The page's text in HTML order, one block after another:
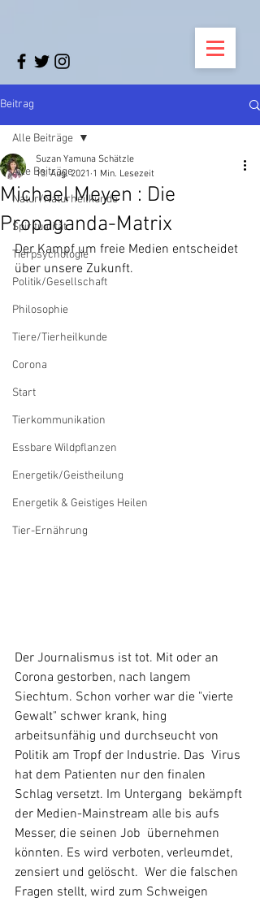
Beitrag
Alle Beiträge
Natur/Naturheilkunde
Spiritualität
Tierpsychologie
Politik/Gesellschaft
Philosophie
Tiere/Tierheilkunde
Corona
Start
Tierkommunikation
Essbare Wildpflanzen
Energetik/Geistheilung
Energetik & Geistiges Heilen
Tier-Ernährung
Alle Beiträge
Michael Meyen : Die
Propaganda-Matrix
Suzan Yamuna Schätzle
13. Aug. 2021 1 Min. Lesezeit
Der Kampf um freie Medien entscheidet
über unsere Zukunft.
Der Journalismus ist tot. Mit oder an
Corona gestorben, nach langem
Siechtum. Schon vorher war die "vierte
Gewalt" schwer krank, hing
arbeitsunfähig und durchseucht von
Politik am Tropf der Industrie. Das  Virus
hat dem Patienten nur den finalen
Schlag versetzt. Im Untergang  bekämpft
der Medien-Mainstream alle bis aufs
Messer, die seinen Job  übernehmen
könnten. Es wird verboten, verleumdet,
zensiert und gelöscht.  Wer die falschen
Fragen stellt, wird zum Schweigen